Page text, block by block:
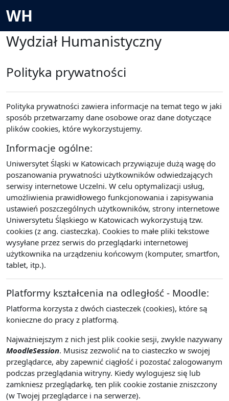
WH
Wydział Humanistyczny
Polityka prywatności
Polityka prywatności zawiera informacje na temat tego w jaki
sposób przetwarzamy dane osobowe oraz dane dotyczące
plików cookies, które wykorzystujemy.
Informacje ogólne:
Uniwersytet Śląski w Katowicach przywiązuje dużą wagę do
poszanowania prywatności użytkowników odwiedzających
serwisy internetowe Uczelni. W celu optymalizacji usług,
umożliwienia prawidłowego funkcjonowania i zapisywania
ustawień poszczególnych użytkowników, strony internetowe
Uniwersytetu Śląskiego w Katowicach wykorzystują tzw.
cookies (z ang. ciasteczka). Cookies to małe pliki tekstowe
wysyłane przez serwis do przeglądarki internetowej
użytkownika na urządzeniu końcowym (komputer, smartfon,
tablet, itp.).
Platformy kształcenia na odległość - Moodle:
Platforma korzysta z dwóch ciasteczek (cookies), które są
konieczne do pracy z platformą.
Najważniejszym z nich jest plik cookie sesji, zwykle nazywany
MoodleSession. Musisz zezwolić na to ciasteczko w swojej
przeglądarce, aby zapewnić ciągłość i pozostać zalogowanym
podczas przeglądania witryny. Kiedy wylogujesz się lub
zamkniesz przeglądarkę, ten plik cookie zostanie zniszczony
(w Twojej przeglądarce i na serwerze).